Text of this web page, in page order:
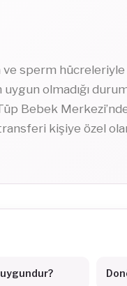
sperm
uygun olmadığı
Bebek
kişiye özel